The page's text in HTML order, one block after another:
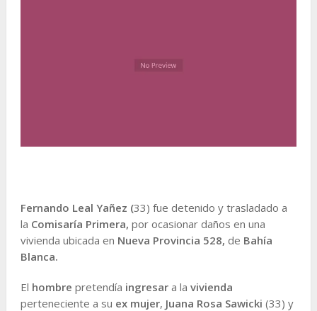
Fernando Leal Yañez (33) fue detenido y trasladado a
la Comisaría Primera, por ocasionar daños en una
vivienda ubicada en Nueva Provincia 528, de Bahía
Blanca.
El hombre pretendía ingresara la vivienda
perteneciente a su ex mujer, Juana Rosa Sawicki (33) y